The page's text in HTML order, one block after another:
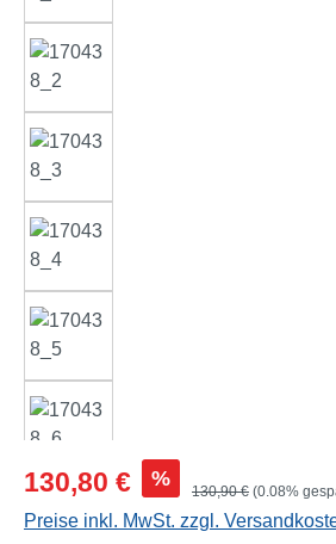
Verkaufspreis:
130,80 € % Regulärer Preis:
130,90 € (0.08%
Preise inkl. MwSt. zzgl.